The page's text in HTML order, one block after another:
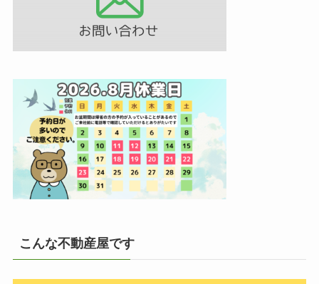
こんな不動産屋です